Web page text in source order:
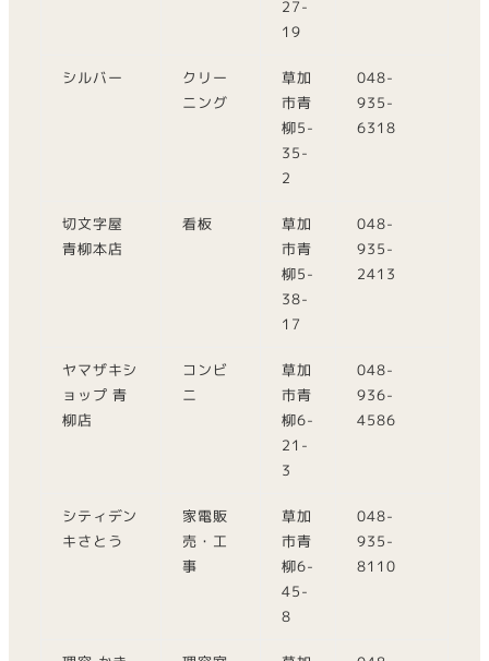
27-
19
シルバー
クリー
ニング
草加
市青
柳5-
35-
2
048-
935-
6318
切文字屋
青柳本店
看板
草加
市青
柳5-
38-
17
048-
935-
2413
ヤマザキシ
ョップ 青
柳店
コンビ
ニ
草加
市青
柳6-
21-
3
048-
936-
4586
シティデン
キさとう
家電販
売・工
事
草加
市青
柳6-
45-
8
048-
935-
8110